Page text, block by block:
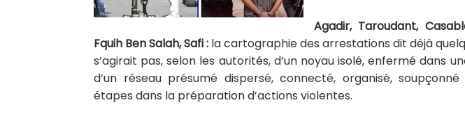
Agadir, Taroudant,
Fquih Ben Salah, Safi : la cartographie des arrestations dit déjà
s’agirait pas, selon les autorités, d’un noyau isolé, enfermé dans
d’un réseau présumé dispersé, connecté, organisé,
étapes dans la préparation d’actions violentes.